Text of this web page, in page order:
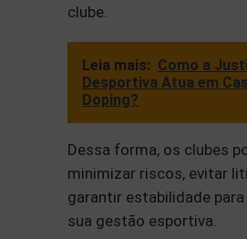
clube.
Leia mais: Como a
Desportiva Atua em
Doping?
Dessa forma, os clubes
minimizar riscos, evitar
garantir estabilidade
sua gestão esportiva.